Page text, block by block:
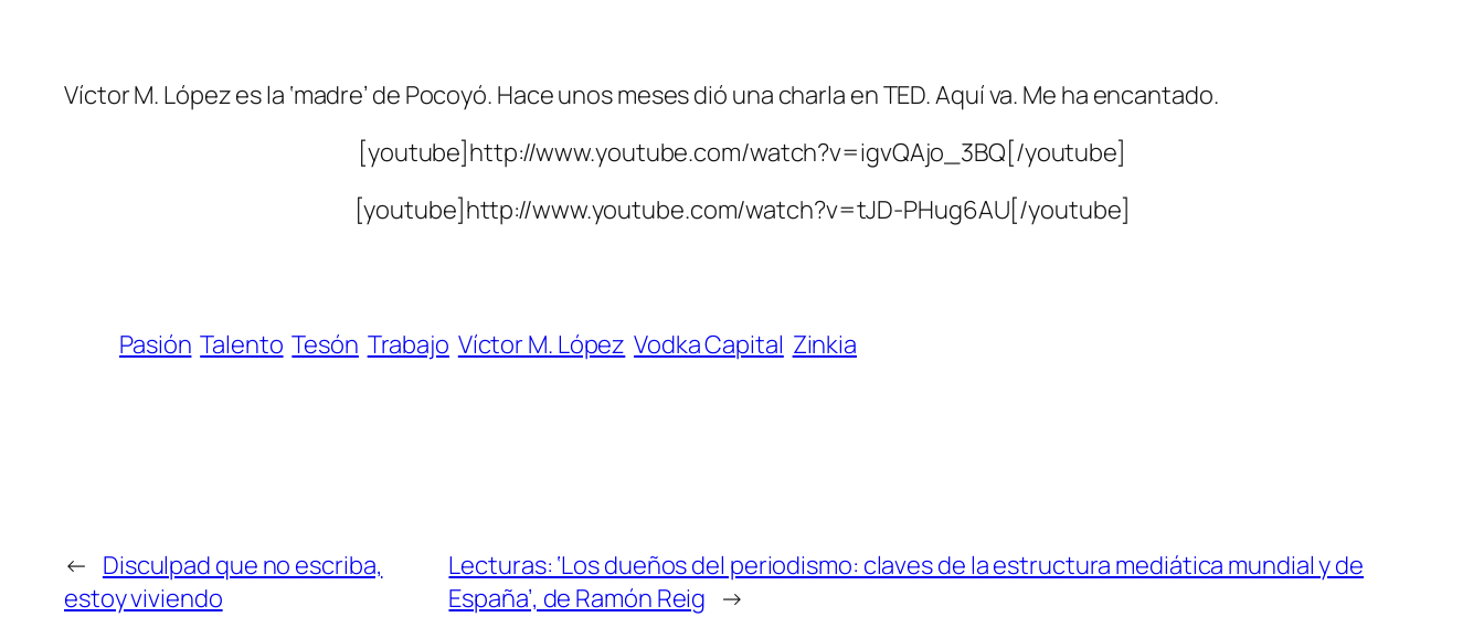
Víctor M. López es la ‘madre’ de Pocoyó. Hace unos meses dió una charla en TED. Aquí va. Me ha encantado.
[youtube]http://www.youtube.com/watch?v=igvQAjo_3BQ[/youtube]
[youtube]http://www.youtube.com/watch?v=tJD-PHug6AU[/youtube]
Pasión Talento Tesón Trabajo Víctor M. López Vodka Capital Zinkia
← Disculpad que no escriba,
estoy viviendo
Lecturas: ‘Los dueños del periodismo: claves de la estructura mediática mundial y de
España’, de Ramón Reig →